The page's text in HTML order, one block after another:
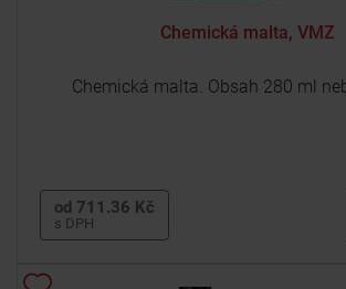
Chemická malta, VMZ
Chemická malta. Obsah 280 ml
od 711.36 Kč
s DPH